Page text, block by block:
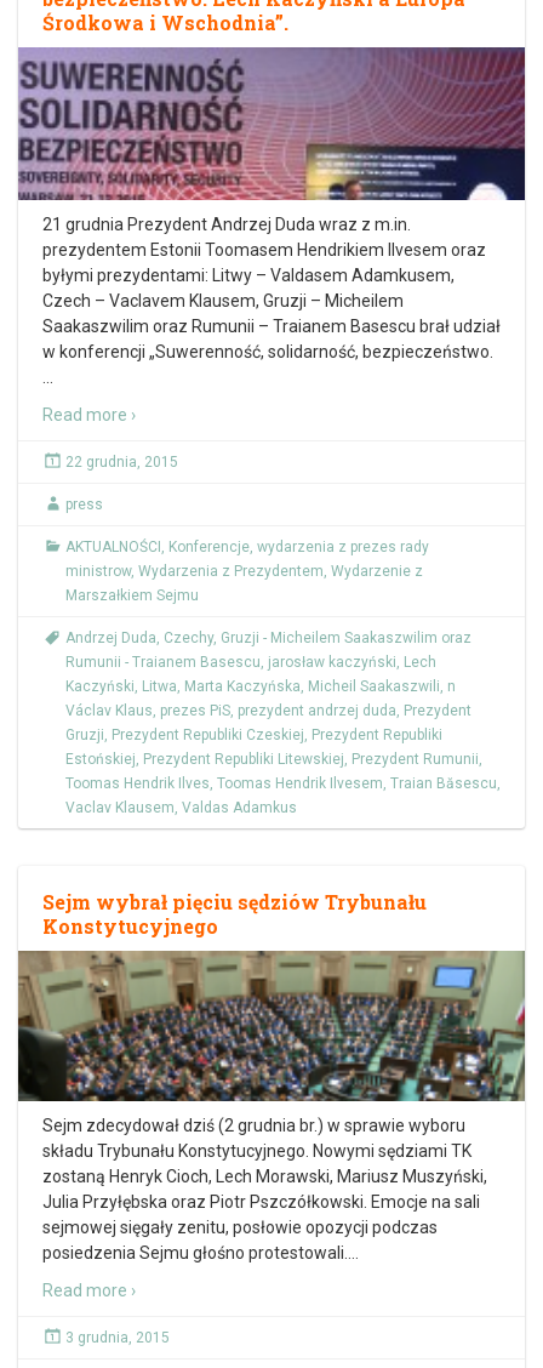
Środkowa i Wschodnia”.
21 grudnia Prezydent Andrzej Duda wraz z m.in.
prezydentem Estonii Toomasem Hendrikiem Ilvesem oraz
byłymi prezydentami: Litwy – Valdasem Adamkusem,
Czech – Vaclavem Klausem, Gruzji – Micheilem
Saakaszwilim oraz Rumunii – Traianem Basescu brał udział
w konferencji „Suwerenność, solidarność, bezpieczeństwo.
Read more ›
22 grudnia, 2015
press
AKTUALNOŚCI , Konferencje, wydarzenia z prezes rady
ministrow, Wydarzenia z Prezydentem, Wydarzenie z
Marszałkiem Sejmu
Andrzej Duda, Czechy, Gruzji - Micheilem Saakaszwilim oraz
Rumunii - Traianem Basescu, jarosław kaczyński, Lech
Kaczyński, Litwa, Marta Kaczyńska, Micheil Saakaszwili, n
Václav Klaus, prezes PiS, prezydent andrzej duda, Prezydent
Gruzji, Prezydent Republiki Czeskiej, Prezydent Republiki
Estońskiej, Prezydent Republiki Litewskiej, Prezydent Rumunii,
Toomas Hendrik Ilves, Toomas Hendrik Ilvesem, Traian Băsescu,
Vaclav Klausem, Valdas Adamkus
Sejm wybrał pięciu sędziów Trybunału
Konstytucyjnego
Sejm zdecydował dziś (2 grudnia br.) w sprawie wyboru
składu Trybunału Konstytucyjnego. Nowymi sędziami TK
zostaną Henryk Cioch, Lech Morawski, Mariusz Muszyński,
Julia Przyłębska oraz Piotr Pszczółkowski. Emocje na sali
sejmowej sięgały zenitu, posłowie opozycji podczas
posiedzenia Sejmu głośno protestowali.
Read more ›
3 grudnia, 2015